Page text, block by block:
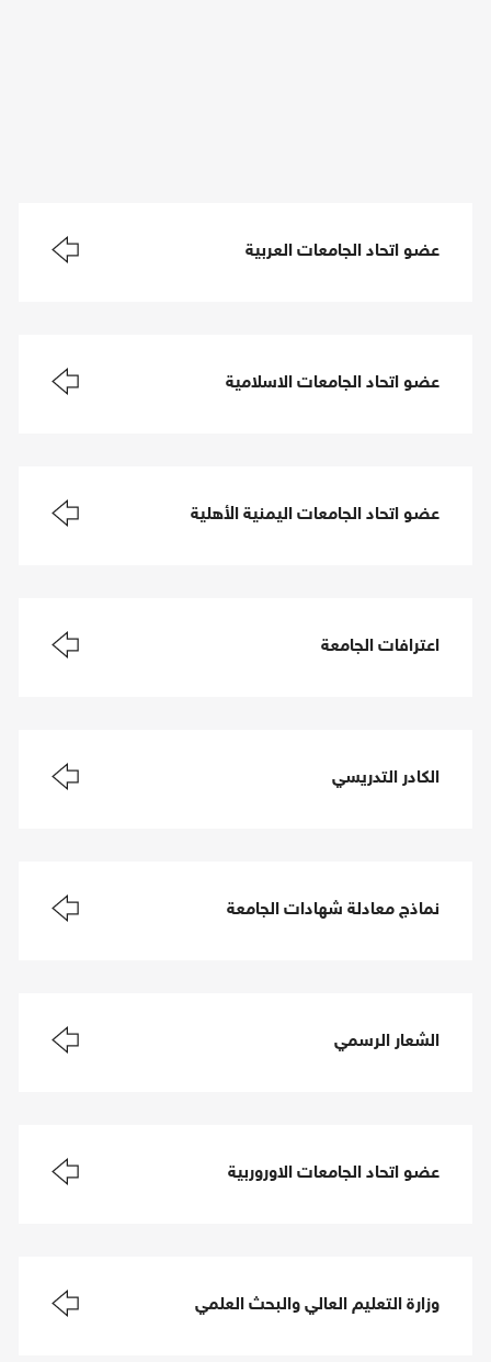
عضو اتحاد الجامعات العربية
عضو اتحاد الجامعات الاسلامية
عضو اتحاد الجامعات اليمنية الأهلية
اعترافات الجامعة
الكادر التدريسي
نماذج معادلة شهادات الجامعة
الشعار الرسمي
عضو اتحاد الجامعات الاوروربية
وزارة التعليم العالي والبحث العلمي